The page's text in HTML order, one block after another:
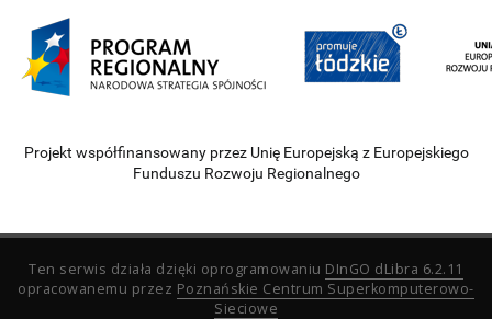
Projekt współfinansowany przez Unię Europejską z Europejskiego
Funduszu Rozwoju Regionalnego
Ten serwis działa dzięki oprogramowaniu DInGO dLibra 6.2.11
opracowanemu przez Poznańskie Centrum Superkomputerowo-
Sieciowe